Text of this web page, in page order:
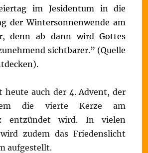
im Jesidentum in die
der Wintersonnenwende am
denn ab dann wird Gottes
sichtbarer.” (Quelle
heute auch der 4. Advent, der
die vierte Kerze am
entzündet wird. In vielen
zudem das Friedenslicht
aufgestellt.